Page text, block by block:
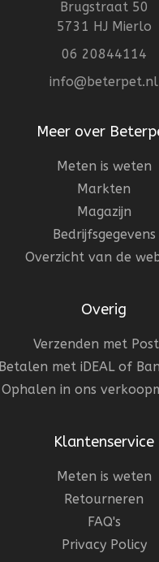
Brugstraat 50
5731 HJ Mierlo
06 20844114
info@beterpet.nl
Meer over
Meten is weten
Markten
Magazijn
Bedrijfsgegevens
Overzicht van de
Overig
Verzenden met
Betalen met iDEAL of
Ophalen in ons
Klantenservice
Meten is weten
Retourneren
FAQ's
Privacy Policy